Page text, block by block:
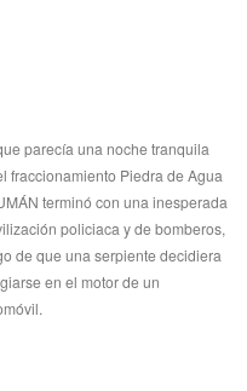
parecía una noche tranquila
fraccionamiento Piedra de Agua
terminó con una inesperada
policiaca y de bomberos,
de que una serpiente decidiera
en el motor de un